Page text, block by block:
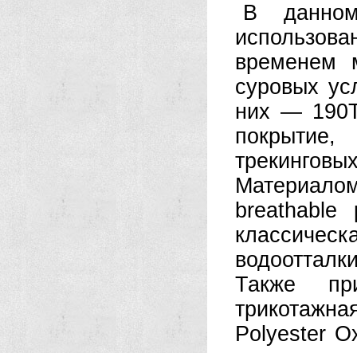
В
временем
суровых
них —
Также
Polyester